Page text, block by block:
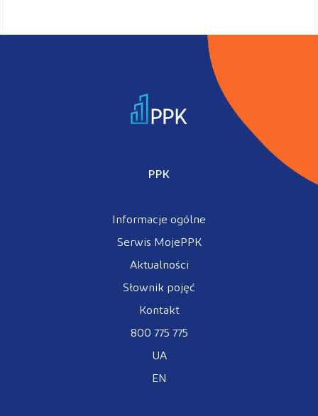
PPK
Informacje ogólne
Serwis MojePPK
Aktualności
Słownik pojęć
Kontakt
800 775 775
UA
EN